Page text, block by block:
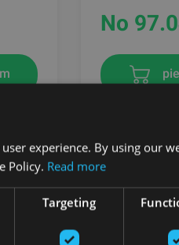
No
experience. By using our
Policy. Read more
Targeting